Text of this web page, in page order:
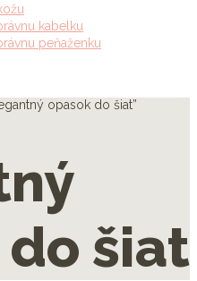
kabelku
peňaženku
opasok do šiat”
šiat